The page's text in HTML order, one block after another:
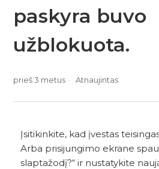
paskyra buvo
užblokuota.
prieš 3 metus Atnaujintas
Įsitikinkite, kad įvestas
Arba prisijungimo ekrane
slaptažodį?“ ir nustatykite